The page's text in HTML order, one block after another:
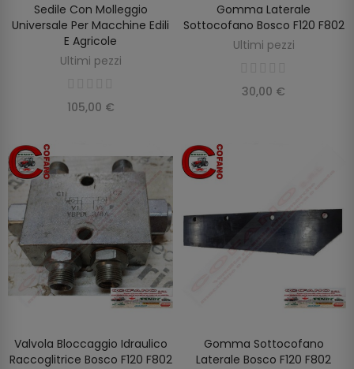
AGGIUNGI AL CARRELLO
Sedile Con Molleggio
Universale Per Macchine Edili
E Agricole
Ultimi pezzi
105,00 €
AGGIUNGI AL CARRELLO
Gomma Laterale
Sottocofano Bosco F120 F802
Ultimi pezzi
30,00 €
AGGIUNGI AL CARRELLO
Valvola Bloccaggio Idraulico
Raccoglitrice Bosco F120 F802
AGGIUNGI AL CARRELLO
Gomma Sottocofano
Laterale Bosco F120 F802